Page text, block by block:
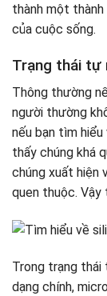
thành một
của cuộc sống.
Trạng thái tự
Thông thường
người thường
nếu bạn tìm
thấy chúng khá
chúng xuất hiện
quen thuộc. Vậy
Trong trạng thái
dạng chính,